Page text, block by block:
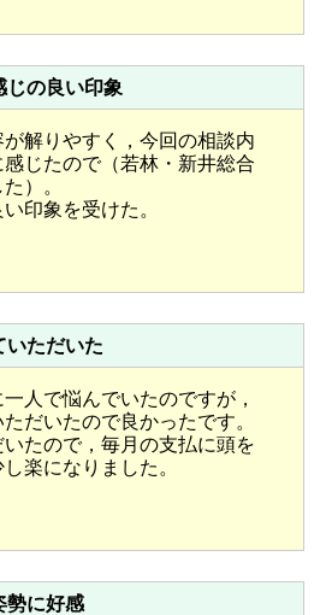
の良い印象
解りやすく，今回の相談内
じたので（若林・新井総合
）。
印象を受けた。
ただいた
人で悩んでいたのですが，
だいたので良かったです。
たので，毎月の支払に頭を
楽になりました。
に好感